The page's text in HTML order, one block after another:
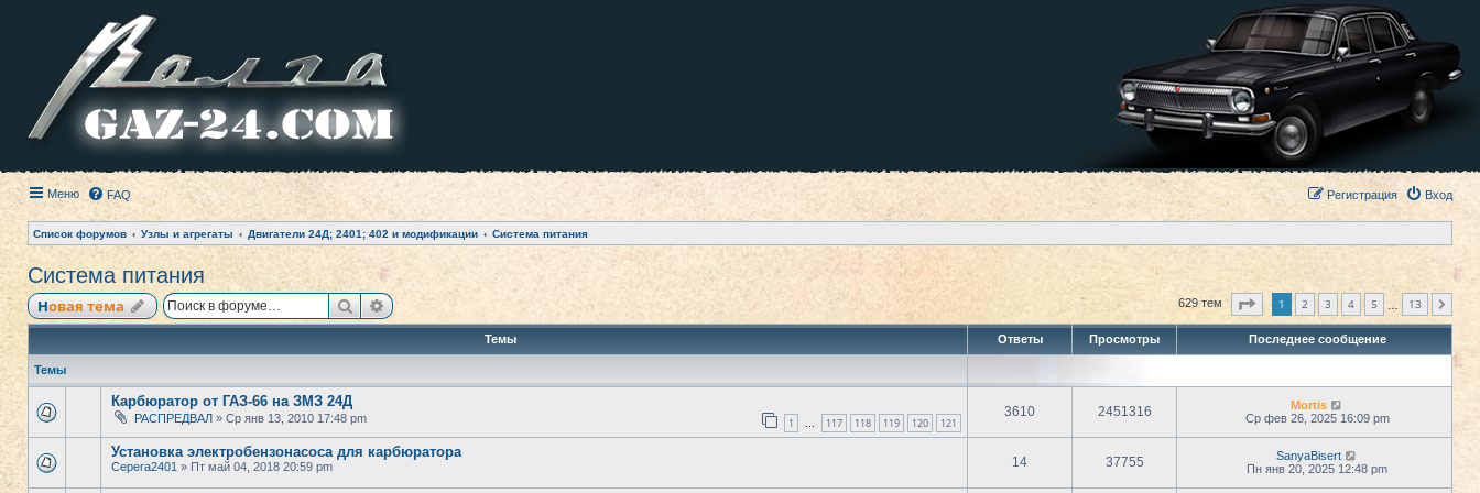
Меню FAQ Вход
Регистрация
Список форумов Узлы и агрегаты Двигатели 24Д; 2401; 402 и модификации Система питания
Система питания
Новая тема ПоискРасширенный поиск 629 тем Страница из13
1 2 3 4 5 13
Темы Ответы Просмотры Последнее сообщение
Темы
Карбюратор от ГАЗ-66 на ЗМЗ 24Д
РАСПРЕДВАЛ » Ср янв 13, 2010 17:48 pm 1 … 117 118 119 120 121
3610 2451316
Mortis
Ср фев 26, 2025 16:09 pm
Установка электробензонасоса для карбюратора
Серега2401 » Пт май 04, 2018 20:59 pm 14 37755
SanyaBisert
Пн янв 20, 2025 12:48 pm